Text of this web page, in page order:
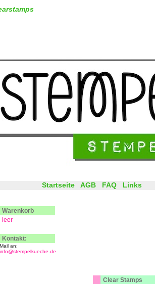
Clear Stamps
Startseite AGB FAQ Links
Warenkorb
leer
Kontakt:
Mail an:
info@stempelkueche.de